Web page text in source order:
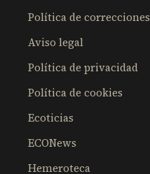
Política de correcciones
Aviso legal
Política de privacidad
Política de cookies
Ecoticias
ECONews
Hemeroteca